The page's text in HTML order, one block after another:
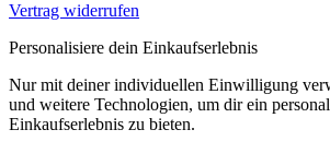
Vertrag widerrufen
Personalisiere dein Einkaufserlebnis
Nur mit deiner individuellen Einwilligung
und weitere Technologien, um dir ein
Einkaufserlebnis zu bieten.